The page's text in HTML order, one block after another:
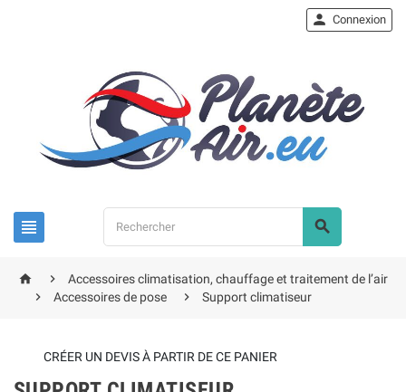
 
 Connexion
 
Accessoires climatisation, chauffage et traitement de l’air

Accessoires de pose  Support climatiseur
CRÉER UN DEVIS À PARTIR DE CE PANIER